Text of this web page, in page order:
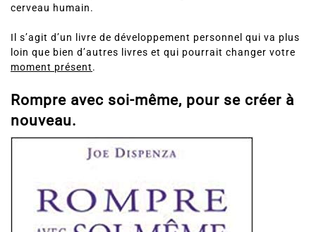
cerveau humain.
Il s’agit d’un livre de développement personnel qui va plus
loin que bien d’autres livres et qui pourrait changer votre
moment présent.
Rompre avec soi-même, pour se créer à
nouveau.